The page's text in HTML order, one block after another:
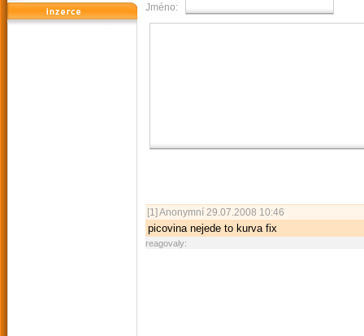
reklama Jméno:
[1] Anonymní 29.07.2008 10:46
picovina nejede to kurva fix
reagovaly: